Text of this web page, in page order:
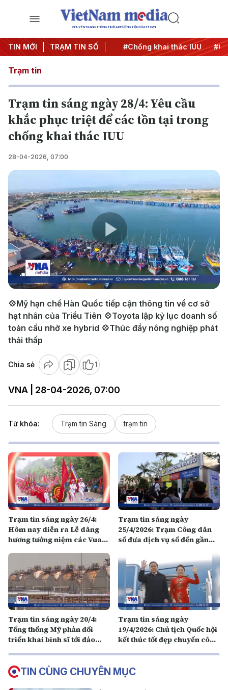
CHUYÊN TRANG THÔNG TIN ĐA PHƯƠNG TIỆN CỦA TTXVN
TIN MỚI TRẠM TIN SỐ
#Chiến dịch 500 ngày đêm #Chống khai thác IUU
Trạm tin
Trạm tin sáng ngày 28/4: Yêu cầu
khắc phục triệt để các tồn tại trong
chống khai thác IUU
28-04-2026, 07:00
Play
Video
💠Mỹ hạn chế Hàn Quốc tiếp cận thông tin về cơ sở
hạt nhân của Triều Tiên 💠Toyota lập kỷ lục doanh số
toàn cầu nhờ xe hybrid 💠Thúc đẩy nông nghiệp phát
thải thấp
Chia sẻ 1
VNA | 28-04-2026, 07:00
Từ khóa: Trạm tin Sáng trạm tin
Trạm tin sáng ngày 26/4:
Hôm nay diễn ra Lễ dâng
hương tưởng niệm các Vua
Trạm tin sáng ngày
25/4/2026: Trạm Công dân
số đưa dịch vụ số đến gần
Trạm tin sáng ngày 20/4:
Tổng thống Mỹ phản đối
triển khai binh sĩ tới đảo
Trạm tin sáng ngày
19/4/2026: Chủ tịch Quốc hội
kết thúc tốt đẹp chuyến công
TIN CÙNG CHUYÊN MỤC